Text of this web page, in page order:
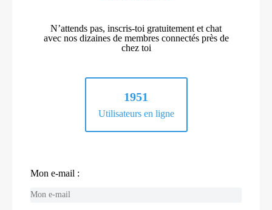
N’attends pas, inscris-toi gratuitement et chat
avec nos dizaines de membres connectés près de
chez toi
1951
Utilisateurs en ligne
Mon e-mail :